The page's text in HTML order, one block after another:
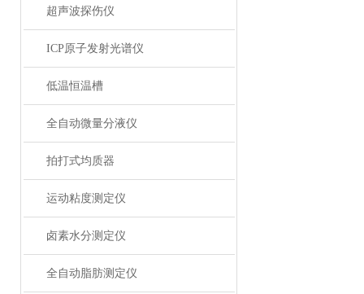
超声波探伤仪
ICP原子发射光谱仪
低温恒温槽
全自动微量分液仪
拍打式均质器
运动粘度测定仪
卤素水分测定仪
全自动脂肪测定仪